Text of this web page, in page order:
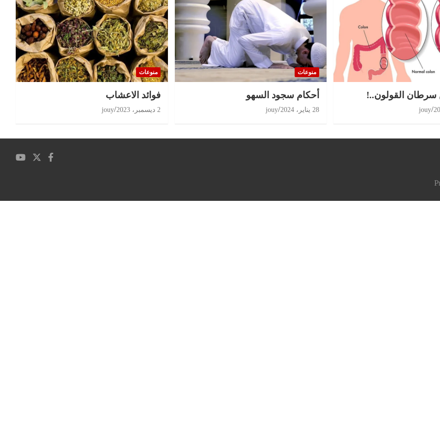
سرطان القولون..!
jouy
منوعات
أحكام سجود السهو
28 يناير، 2024 jouy
منوعات
‏فوائد الاعشاب
2 ديسمبر، 2023 jouy